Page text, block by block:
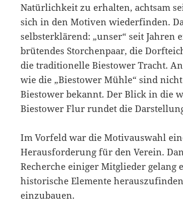
Natürlichkeit zu erhalten, achtsam
sich in den Motiven wiederfinden.
selbsterklärend: „unser“ seit Jahren
brütendes Storchenpaar, die
die traditionelle Biestower Tracht.
wie die „Biestower Mühle“ sind
Biestower bekannt. Der Blick in die
Biestower Flur rundet die
Im Vorfeld war die Motivauswahl
Herausforderung für den Verein.
Recherche einiger Mitglieder gelang
historische Elemente
einzubauen.